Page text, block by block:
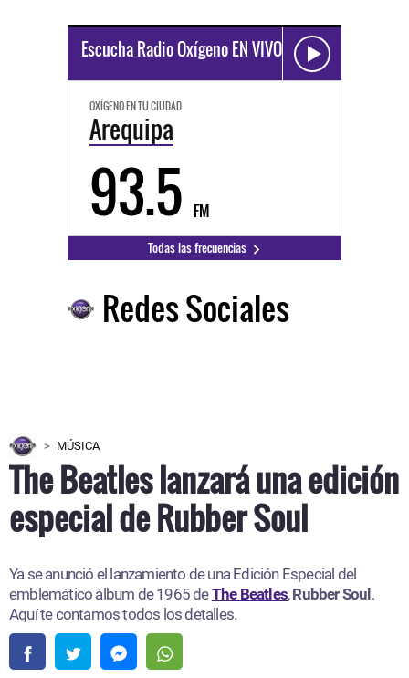
Escucha Radio Oxígeno EN VIVO
OXÍGENO EN TU CIUDAD
Arequipa
93.5 FM
Todas las frecuencias
Redes Sociales
MÚSICA
The Beatles lanzará una edición
especial de Rubber Soul
Ya se anunció el lanzamiento de una Edición Especial del
emblemático álbum de 1965 deThe Beatles,Rubber Soul .
Aquí te contamos todos los detalles.